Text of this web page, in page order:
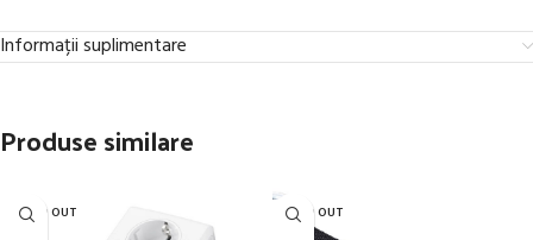
Informații suplimentare
Produse similare
SOLD OUT SOLD OUT